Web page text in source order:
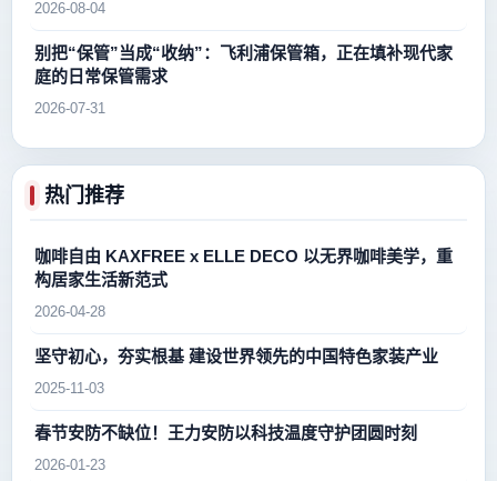
2026-08-04
别把“保管”当成“收纳”：飞利浦保管箱，正在填补现代家
庭的日常保管需求
2026-07-31
热门推荐
咖啡自由 KAXFREE x ELLE DECO 以无界咖啡美学，重
构居家生活新范式
2026-04-28
坚守初心，夯实根基 建设世界领先的中国特色家装产业
2025-11-03
春节安防不缺位！王力安防以科技温度守护团圆时刻
2026-01-23